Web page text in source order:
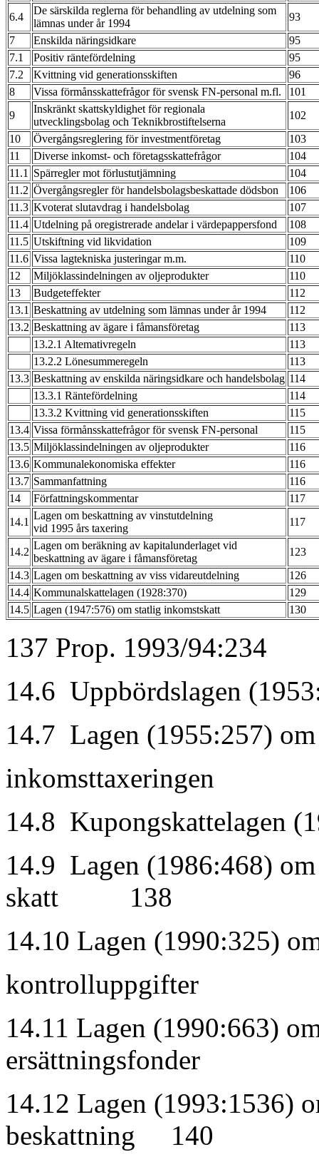
6.4
De särskilda reglerna för behandling av utdelning som
lämnas under år 1994
93
7
Enskilda näringsidkare
95
7.1
Positiv räntefördelning
95
7.2
Kvittning vid generationsskiften
96
8
Vissa förmånsskattefrågor för svensk FN-personal m.fl.
101
9
Inskränkt skattskyldighet för regionala
utvecklingsbolag och Teknikbrostiftelserna
102
10
Övergångsreglering för investmentföretag
103
11
Diverse inkomst- och företagsskattefrågor
104
11.1
Spärregler mot förlustutjämning
104
11.2 Övergångsregler för handelsbolagsbeskattade dödsbon
106
11.3 Kvoterat slutavdrag i handelsbolag
107
11.4 Utdelning på oregistrerade andelar i värdepappersfond
108
11.5 Utskiftning vid likvidation
109
11.6 Vissa lagtekniska justeringar m.m.
110
12
Miljöklassindelningen av oljeprodukter
110
13
Budgeteffekter
112
13.1 Beskattning av utdelning som lämnas under år 1994
112
13.2 Beskattning av ägare i fåmansföretag
113
13.2.1 Altemativregeln
113
13.2.2 Lönesummeregeln
113
13.3 Beskattning av enskilda näringsidkare och handelsbolag 114
13.3.1 Räntefördelning
114
13.3.2 Kvittning vid generationsskiften
115
13.4 Vissa förmånsskattefrågor för svensk FN-personal
115
13.5 Miljöklassindelningen av oljeprodukter
116
13.6 Kommunalekonomiska effekter
116
13.7 Sammanfattning
116
14
Författningskommentar
117
14.1
Lagen om beskattning av vinstutdelning
vid 1995 års taxering
117
14.2
Lagen om beräkning av kapitalunderlaget vid
beskattning av ägare i fåmansföretag
123
14.3 Lagen om beskattning av viss vidareutdelning
126
14.4 Kommunalskattelagen (1928:370)
129
14.5 Lagen (1947:576) om statlig inkomstskatt 130
137 Prop. 1993/94:234
14.6 Uppbördslagen
14.7 Lagen (1955:257)
14.8
14.9 Lagen (1986:468)
skatt 138
14.10 Lagen (1990:325)
14.11 Lagen (1990:663)
ersättningsfonder
14.12 Lagen (1993:1536)
beskattning 140